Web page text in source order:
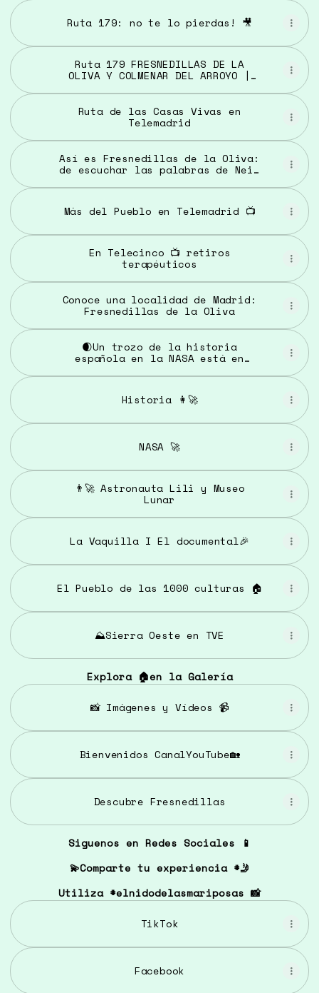
Ruta 179: no te lo pierdas! 🎥
Ruta 179 FRESNEDILLAS DE LA
OLIVA Y COLMENAR DEL ARROYO |
Ruta de las Casas Vivas en
Telemadrid
Así es Fresnedillas de la Oliva:
de escuchar las palabras de Neil
una película de miedo"
Más del Pueblo en Telemadrid 📺
En Telecinco 📺 retiros
terapéuticos
Conoce una localidad de Madrid:
Fresnedillas de la Oliva
🌒Un trozo de la historia
española en la NASA está en
Historia 👩‍🚀
NASA 🚀
👨‍🚀 Astronauta Lili y Museo
Lunar
La Vaquilla I El documental🎉
El Pueblo de las 1000 culturas 🏠
⛰️Sierra Oeste en TVE
Explora 🏠en la Galería
📸 Imágenes y Vídeos 📹
Bienvenidos CanalYouTube🏡
Descubre Fresnedillas
Siguenos en Redes Sociales 📱
💫Comparte tu experiencia #🤳
Utiliza #elnidodelasmariposas 📸
TikTok
Facebook